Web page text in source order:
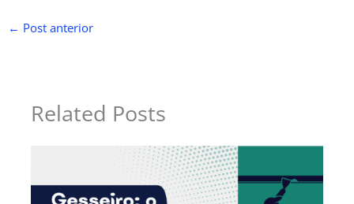
← Post anterior
Related Posts